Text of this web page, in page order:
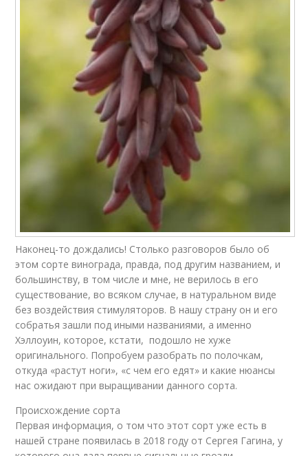
Наконец-то дождались! Столько разговоров было об
этом сорте винограда, правда, под другим названием, и
большинству, в том числе и мне, не верилось в его
существование, во всяком случае, в натуральном виде
без воздействия стимуляторов. В нашу страну он и его
собратья зашли под иными названиями, а именно
Хэллоуин, которое, кстати, подошло не хуже
оригинального. Попробуем разобрать по полочкам,
откуда «растут ноги», «с чем его едят» и какие нюансы
нас ожидают при выращивании данного сорта.
Происхождение сорта
Первая информация, о том что этот сорт уже есть в
нашей стране появилась в 2018 году от Сергея Гагина, у